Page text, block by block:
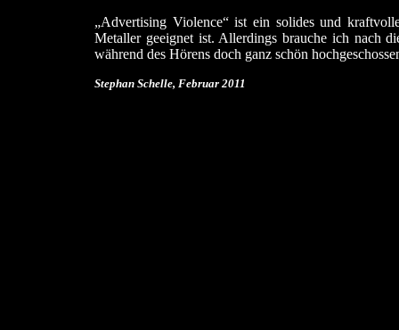
„Advertising Violence“ ist ein solides und
Metaller geeignet ist. Allerdings brauche ich nach
während des Hörens doch ganz schön
Stephan Schelle, Februar 2011